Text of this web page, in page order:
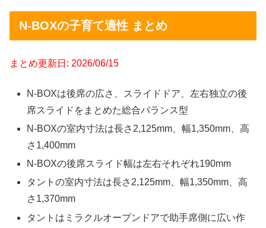
N-BOXの子育て適性 まとめ
まとめ更新日: 2026/06/15
N-BOXは後席の広さ、スライドドア、左右独立の後
席スライドをまとめた総合バランス型
N-BOXの室内寸法は長さ2,125mm、幅1,350mm、高
さ1,400mm
N-BOXの後席スライド幅は左右それぞれ190mm
タントの室内寸法は長さ2,125mm、幅1,350mm、高
さ1,370mm
タントはミラクルオープンドアで助手席側に広い作